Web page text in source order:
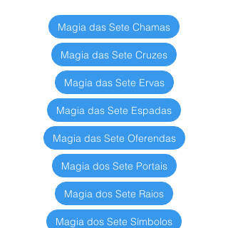
Magia das Sete Chamas
Magia das Sete Cruzes
Magia das Sete Ervas
Magia das Sete Espadas
Magia das Sete Oferendas
Magia dos Sete Portais
Magia dos Sete Raios
Magia dos Sete Símbolos